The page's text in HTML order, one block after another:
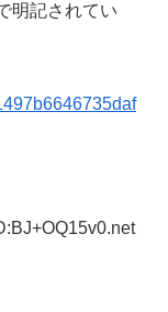
明記されてい